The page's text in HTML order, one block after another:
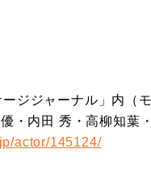
ジジャーナル」内（
・内田 秀・高柳知葉
actor/145124/